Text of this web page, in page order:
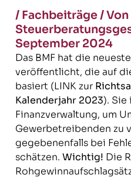
/ Fachbeiträge/
September 2024
Das BMF hat die
veröffentlicht, die auf
basiert (LINK zur
Kalenderjahr 2023). Sie
Finanzverwaltung, um
Gewerbetreibenden zu
gegebenenfalls bei
schätzen. Wichtig! Die